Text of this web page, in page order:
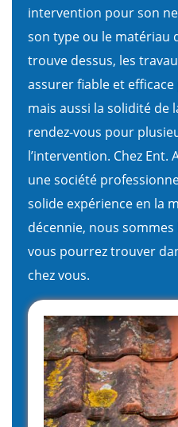
intervention pour son
son type ou le matériau
trouve dessus, les
assurer fiable et
mais aussi la solidité de
rendez-vous pour
l’intervention. Chez Ent.
une société
solide expérience en la
décennie, nous
vous pourrez trouver
chez vous.